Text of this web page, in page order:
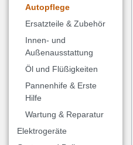
Autopflege
Ersatzteile & Zubehör
Innen- und
Außenausstattung
Öl und Flüßigkeiten
Pannenhife & Erste
Hilfe
Wartung & Reparatur
Elektrogeräte